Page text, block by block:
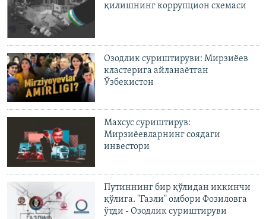
қилишнинг коррупцион схемаси
Озодлик суриштируви: Мирзиëев
кластерига айланаëтган
Ўзбекистон
Махсус суриштирув:
Мирзиёевларнинг соядаги
инвестори
Путиннинг бир қўлидан иккинчи
қўлига. "Газли" омбори Фозиловга
ўтди - Озодлик суриштируви